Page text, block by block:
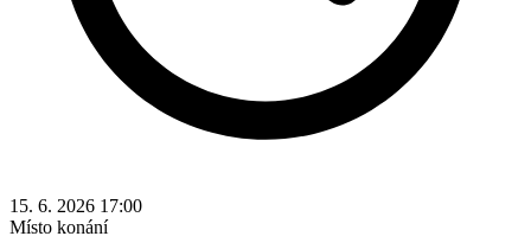
15. 6. 2026 17:00
Místo konání